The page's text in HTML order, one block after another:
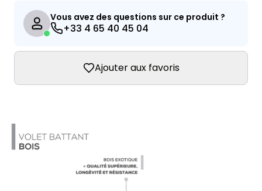
Vous avez des questions sur ce produit ?
+33 4 65 40 45 04
Ajouter aux favoris